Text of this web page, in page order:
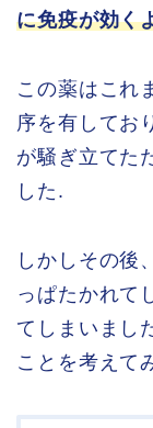
に免疫が効く
この薬はこれ
序を有してお
が騒ぎ立てた
した.
しかしその後
っぱたかれて
てしまいまし
ことを考えて